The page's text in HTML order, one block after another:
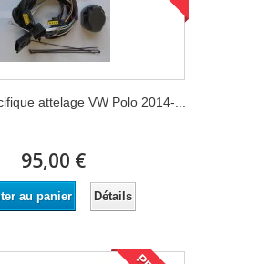
attelage VW Polo 2014-...
95,00 €
au panier Détails